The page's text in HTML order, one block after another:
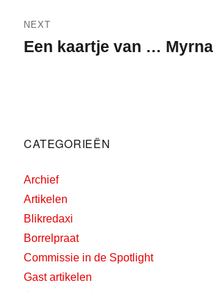
NEXT
Next
Een kaartje van … Myrna
CATEGORIEËN
Archief
Artikelen
Blikredaxi
Borrelpraat
Commissie in de Spotlight
Gast artikelen